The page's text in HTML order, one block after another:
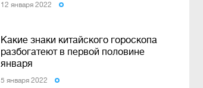
12 января 2022
Какие знаки китайского гороскопа
разбогатеют в первой половине
января
5 января 2022